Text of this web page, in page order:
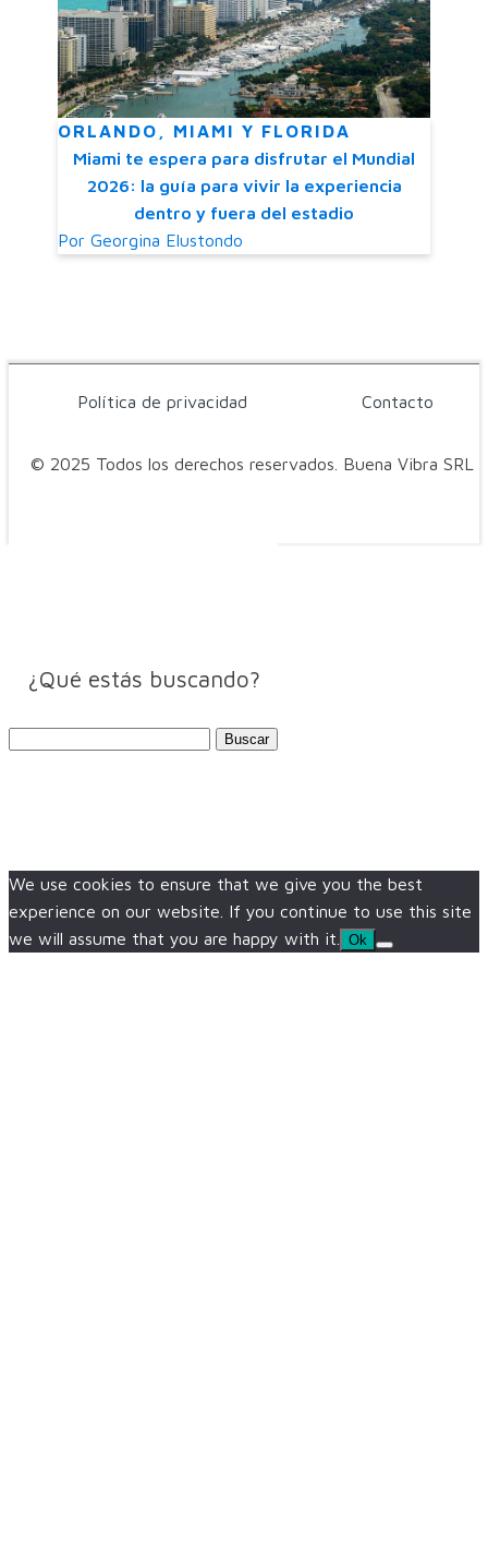
ORLANDO, MIAMI Y FLORIDA
Miami te espera para disfrutar el Mundial
2026: la guía para vivir la experiencia
dentro y fuera del estadio
Por Georgina Elustondo
© 2025 Todos los derechos reservados. Buena Vibra SRL
Política de privacidad Contacto
¿Qué estás buscando?
We use cookies to ensure that we give you the best
experience on our website. If you continue to use this site
we will assume that you are happy with it.
Ok